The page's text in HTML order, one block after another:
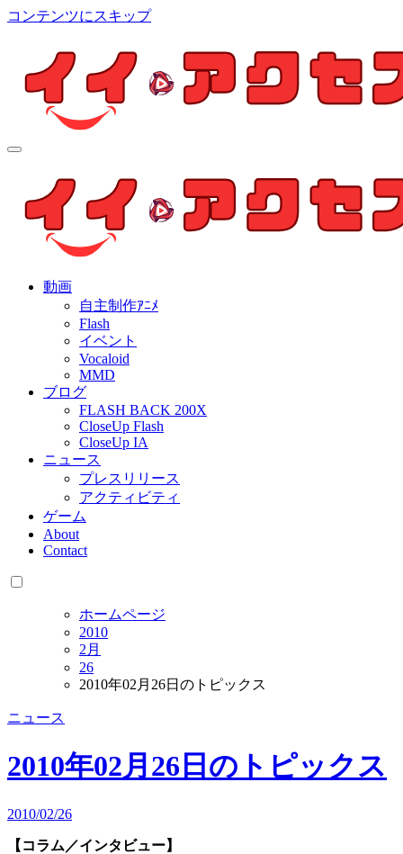
コンテンツにスキップ
個人制作アニメを中心とした動画紹介ブログ
動画
自主制作ｱﾆﾒ
Flash
イベント
Vocaloid
MMD
ブログ
FLASH BACK 200X
CloseUp Flash
CloseUp IA
ニュース
プレスリリース
アクティビティ
ゲーム
About
Contact
ホームページ
2010
2月
26
2010年02月26日のトピックス
ニュース
2010年02月26日のトピックス
2010/02/26
【コラム／インタビュー】